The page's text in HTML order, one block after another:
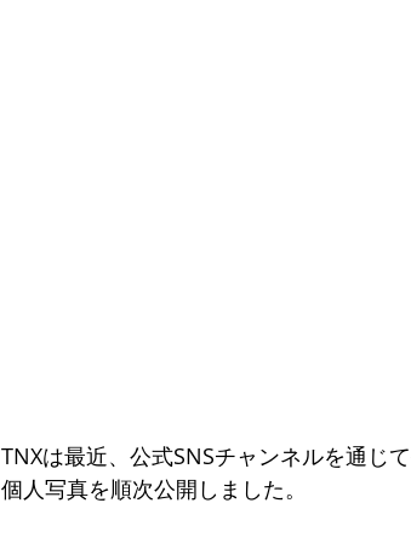
TNXは最近、公式SNSチャンネルを通じ
個人写真を順次公開しました。